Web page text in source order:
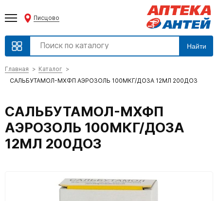
Писцово
Найти
Главная
Каталог
САЛЬБУТАМОЛ-МХФП АЭРОЗОЛЬ 100МКГ/ДОЗА 12МЛ 200ДОЗ
САЛЬБУТАМОЛ-МХФП
АЭРОЗОЛЬ 100МКГ/ДОЗА
12МЛ 200ДОЗ